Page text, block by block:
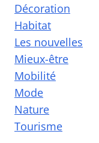
Décoration
Habitat
Les nouvelles
Mieux-être
Mobilité
Mode
Nature
Tourisme